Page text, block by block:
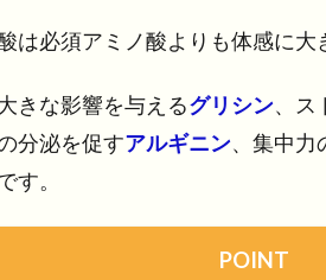
は必須アミノ酸よりも体感に大
きな影響を与えるグリシン、ス
分泌を促すアルギニン、集中力
す。
POINT